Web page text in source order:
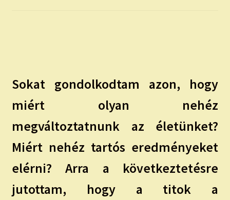
TAROT ELEMZÉS MEGRENDELÉSE LIMITÁLT!
AJÁNDÉKOKKAL!
Sokat gondolkodtam azon, hogy
miért olyan nehéz
megváltoztatnunk az életünket?
Miért nehéz tartós eredményeket
elérni? Arra a következtetésre
jutottam, hogy a titok a